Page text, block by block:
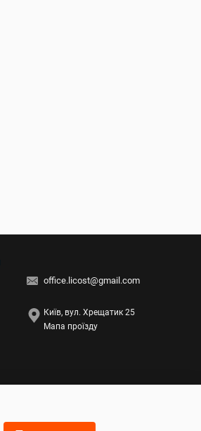
office.licost@gmail.com
Київ, вул. Хрещатик 25
Мапа проїзду